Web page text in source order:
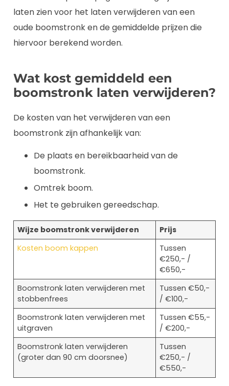
laten zien voor het laten verwijderen van een
oude boomstronk en de gemiddelde prijzen die
hiervoor berekend worden.
Wat kost gemiddeld een
boomstronk laten verwijderen?
De kosten van het verwijderen van een
boomstronk zijn afhankelijk van:
De plaats en bereikbaarheid van de
boomstronk.
Omtrek boom.
Het te gebruiken gereedschap.
Wijze boomstronk verwijderen
Prijs
Kosten boom kappen
Tussen
€250,- /
€650,-
Boomstronk laten verwijderen met
stobbenfrees
Tussen €50,-
/ €100,-
Boomstronk laten verwijderen met
uitgraven
Tussen €55,-
/ €200,-
Boomstronk laten verwijderen
(groter dan 90 cm doorsnee)
Tussen
€250,- /
€550,-